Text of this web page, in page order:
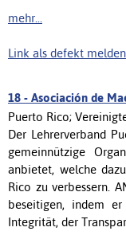
mehr...
Link als defekt melden
18 - Asociación de
Puerto Rico;
Der Lehrerverband
gemeinnützige
anbietet, welche
Rico zu verbessern.
beseitigen, indem
Integrität, der